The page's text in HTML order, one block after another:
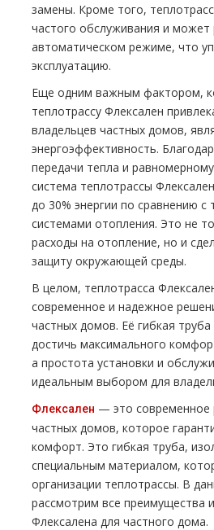
замены. Кроме того,
частого обслуживания и может
автоматическом режиме, что
эксплуатацию.
Еще одним важным фактором,
теплотрассу Флексален
владельцев частных домов,
энергоэффективность.
передачи тепла и
система теплотрассы
до 30% энергии по сравнению с
системами отопления. Это не
расходы на отопление, но и
защиту окружающей среды.
В целом, теплотрасса
современное и надежное
частных домов. Её гибкая
достичь максимального
а простота установки и
идеальным выбором для
Флексален — это современное
частных домов, которое
комфорт. Это гибкая труба,
специальным материалом,
организации теплотрассы. В
рассмотрим все преимущества
Флексалена для частного дома.